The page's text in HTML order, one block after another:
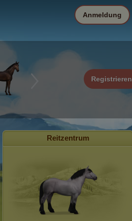
Registrieren
Anmeldung
Reitzentrum